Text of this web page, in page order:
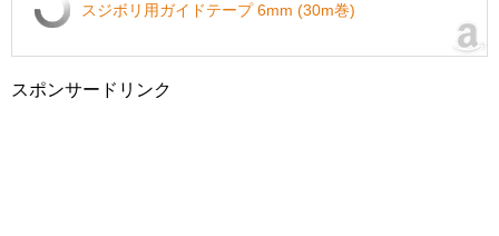
スジボリ用ガイドテープ 6mm (30m巻)
スポンサードリンク